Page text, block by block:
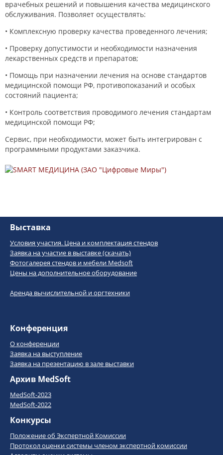
врачебных решений и повышения качества медицинского
обслуживания. Позволяет осуществлять:
• Комплексную проверку качества проведенного лечения;
• Проверку допустимости и необходимости назначения
лекарственных средств и препаратов;
• Помощь при назначении лечения на основе стандартов
медицинской помощи РФ, противопоказаний и особых
состояний пациента;
• Контроль соответствия проводимого лечения стандартам
медицинской помощи РФ;
Сервис, при необходимости, может быть интегрирован с
программными продуктами заказчика.
Выставка
Условия участия. Цена и комплектация стендов
Заявка на участие в выставке (скачать)
Фотогалерея стендов и мебели Medsoft
Цены на дополнительное оборудование
Аренда вычислительной и оргтехники
Конференция
О конференции
Заявка на выступление
Заявка на презентацию в зале выставки
Архив MedSoft
MedSoft-2023
MedSoft-2022
Конкурсы
Положение об Экспертной Комиссии
Протокол оценки системы членом экспертной комиссии